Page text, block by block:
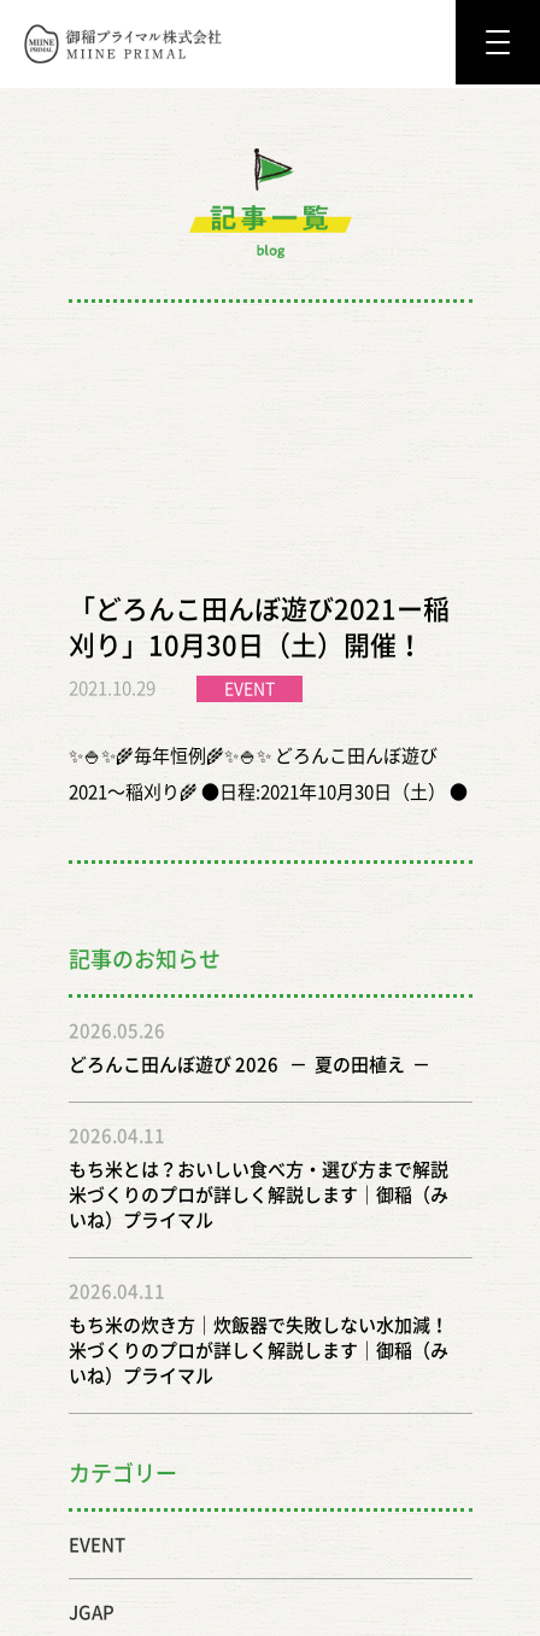
「どろんこ田んぼ遊び2021ー稲
刈り」10月30日（土）開催！
2021.10.29 EVENT
✨🍚✨🌾毎年恒例🌾✨🍚✨ どろんこ田んぼ遊び
2021〜稲刈り🌾 ●日程:2021年10月30日（土） ●
隣の田んぼ
部〉13時00分〜14時40分 ●有料:事前申し込み500
体験、焼き芋🍠、どろんこ体操 ●無料:フリー入
くり図工など ※コロナ対策に、ご協力お願い致し
ます。受付にて、検温＆記帳願います。スタッフ
の指示にご協力ください！ ※マスク着用、水筒持
参の上ご参加下さいませ。
・・・・・・・・・・・・・・・・ 駐車入口が、
大変混み合いますので 気を付けてお越し下さいま
ろん！！🌾✨ ●どろんこ体操
🤸‍♂️（@tana.ka0818 先生） ●ミニトレイン🚃 ●美
味しいものマルシェ15店舗集合 ●小動物🐇🐐 な
ルシェ出店者紹介★ @daitengu2017 さん
記事のお知らせ
2026.05.26
どろんこ田んぼ遊び 2026 － 夏の田植え －
2026.04.11
もち米とは？おいしい食べ方・選び方まで解説
米づくりのプロが詳しく解説します｜御稲（み
いね）プライマル
2026.04.11
もち米の炊き方｜炊飯器で失敗しない水加減！
米づくりのプロが詳しく解説します｜御稲（み
いね）プライマル
カテゴリー
EVENT
JGAP